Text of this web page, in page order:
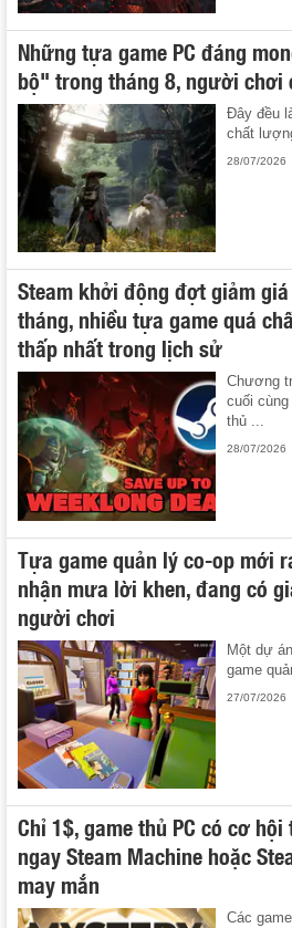
Những tựa game PC đáng
bộ" trong tháng 8, người
Đây đều
chất
28/07/2026
Steam khởi động đợt giảm
tháng, nhiều tựa game quá
thấp nhất trong lịch sử
Chương
cuối
thủ ...
28/07/2026
Tựa game quản lý co-op mới
nhận mưa lời khen, đang có
người chơi
Một dự
game
27/07/2026
Chỉ 1$, game thủ PC có cơ
ngay Steam Machine hoặc
may mắn
Các